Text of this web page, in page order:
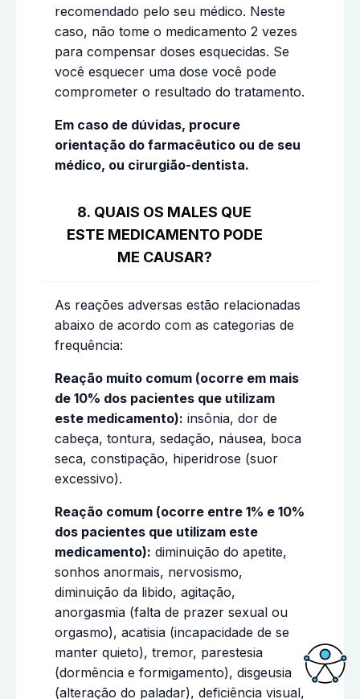
recomendado pelo seu médico. Neste
caso, não tome o medicamento 2 vezes
para compensar doses esquecidas. Se
você esquecer uma dose você pode
comprometer o resultado do tratamento.
Em caso de dúvidas, procure
orientação do farmacêutico ou de seu
médico, ou cirurgião-dentista.
8. QUAIS OS MALES QUE
ESTE MEDICAMENTO PODE
ME CAUSAR?
As reações adversas estão relacionadas
abaixo de acordo com as categorias de
frequência:
Reação muito comum (ocorre em mais
de 10% dos pacientes que utilizam
este medicamento): insônia, dor de
cabeça, tontura, sedação, náusea, boca
seca, constipação, hiperidrose (suor
excessivo).
Reação comum (ocorre entre 1% e 10%
dos pacientes que utilizam este
medicamento): diminuição do apetite,
sonhos anormais, nervosismo,
diminuição da libido, agitação,
anorgasmia (falta de prazer sexual ou
orgasmo), acatisia (incapacidade de se
manter quieto), tremor, parestesia
(dormência e formigamento), disgeusia
(alteração do paladar), deficiência visual,